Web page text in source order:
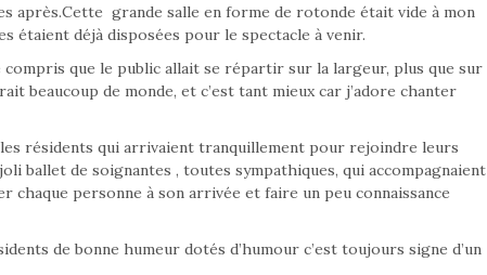
après.Cette grande salle en forme de rotonde était vide à mon
étaient déjà disposées pour le spectacle à venir.
compris que le public allait se répartir sur la largeur, plus que sur
beaucoup de monde, et c’est tant mieux car j’adore chanter
les résidents qui arrivaient tranquillement pour rejoindre leurs
ballet de soignantes , toutes sympathiques, qui accompagnaient
chaque personne à son arrivée et faire un peu connaissance
de bonne humeur dotés d’humour c’est toujours signe d’un